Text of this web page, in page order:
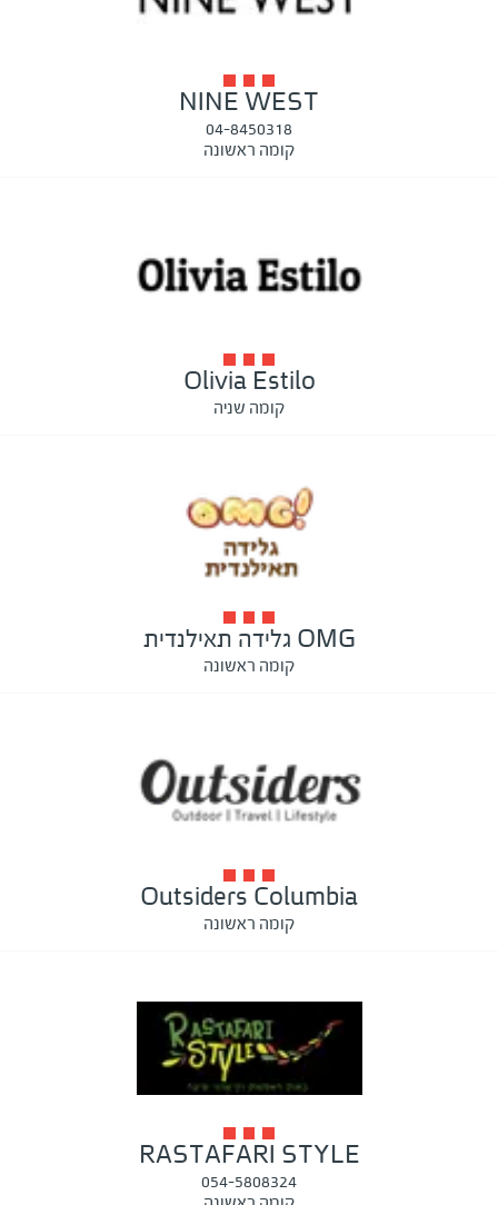
NINE WEST
04-8450318
קומה ראשונה
Olivia Estilo
קומה שניה
OMG גלידה תאילנדית
קומה ראשונה
Outsiders Columbia
קומה ראשונה
RASTAFARI STYLE
054-5808324